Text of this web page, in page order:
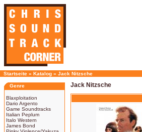
Startseite » Katalog » Jack Nitzsche
Genre
Blaxploitation
Dario Argento
Game Soundtracks
Italian Peplum
Italo Western
James Bond
Jack Nitzsche